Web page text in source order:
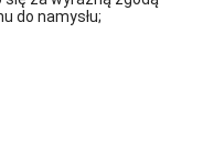
do namysłu;